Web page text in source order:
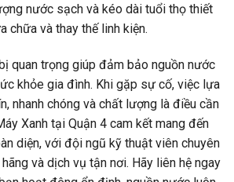
nước sạch và kéo dài tuổi thọ thiết
chữa và thay thế linh kiện.
quan trọng giúp đảm bảo nguồn nước
khỏe gia đình. Khi gặp sự cố, việc lựa
nhanh chóng và chất lượng là điều cần
Xanh tại Quận 4 cam kết mang đến
diện, với đội ngũ kỹ thuật viên chuyên
và dịch vụ tận nơi. Hãy liên hệ ngay